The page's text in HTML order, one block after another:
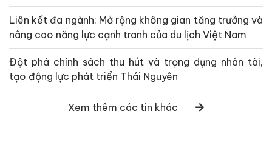
Liên kết đa ngành: Mở rộng không gian tăng trưởng và
nâng cao năng lực cạnh tranh của du lịch Việt Nam
Đột phá chính sách thu hút và trọng dụng nhân tài,
tạo động lực phát triển Thái Nguyên
Xem thêm các tin khác